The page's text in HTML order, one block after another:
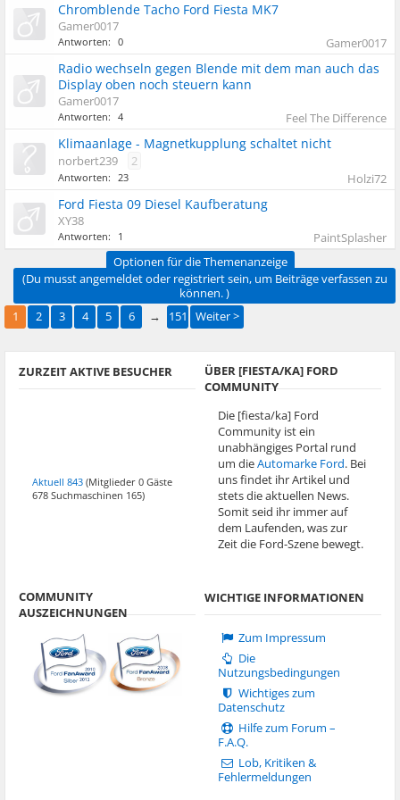
Chromblende Tacho Ford Fiesta MK7
Gamer0017
Antworten: 0 Gamer0017
Radio wechseln gegen Blende mit dem man auch das
Display oben noch steuern kann
Gamer0017
Antworten: 4 Feel The Difference
Klimaanlage - Magnetkupplung schaltet nicht
norbert239 2
Antworten: 23 Holzi72
Ford Fiesta 09 Diesel Kaufberatung
XY38
Antworten: 1
PaintSplasher
Optionen für die Themenanzeige
(Du musst angemeldet oder registriert sein, um Beiträge verfassen zu
können. )
1
2 3 4 5 6 → 151 Weiter >
ZURZEIT AKTIVE BESUCHER
Aktuell 843 (Mitglieder 0 Gäste
678 Suchmaschinen 165)
ÜBER [FIESTA/KA] FORD
COMMUNITY
Die [fiesta/ka] Ford
Community ist ein
unabhängiges Portal rund
um dieAutomarke Ford. Bei
uns findet ihr Artikel und
stets die aktuellen News.
Somit seid ihr immer auf
dem Laufenden, was zur
Zeit die Ford-Szene bewegt.
COMMUNITY
AUSZEICHNUNGEN
WICHTIGE INFORMATIONEN
Zum Impressum
Die
Nutzungsbedingungen
Wichtiges zum
Datenschutz
Hilfe zum Forum –
F.A.Q.
Lob, Kritiken &
Fehlermeldungen